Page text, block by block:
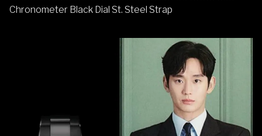
Chronometer Black Dial St. Steel Strap